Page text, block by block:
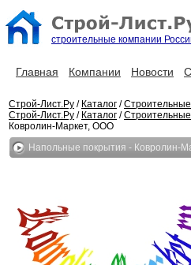
строительные компании
Главная Компании Новости
Строй-Лист.Ру / Каталог /
Строй-Лист.Ру / Каталог /
Ковролин-Маркет, ООО
Напольные покрытия - Ковролин-